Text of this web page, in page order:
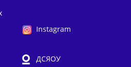
Instagram
ДСЯОУ